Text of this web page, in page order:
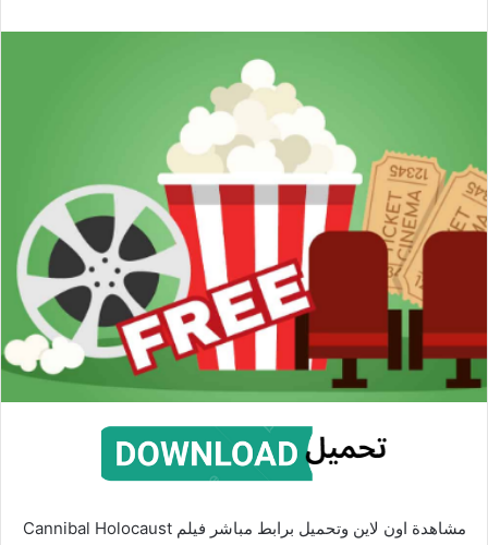
مشاهدة اون لاين وتحميل برابط مباشر فيلم Cannibal Holocaust